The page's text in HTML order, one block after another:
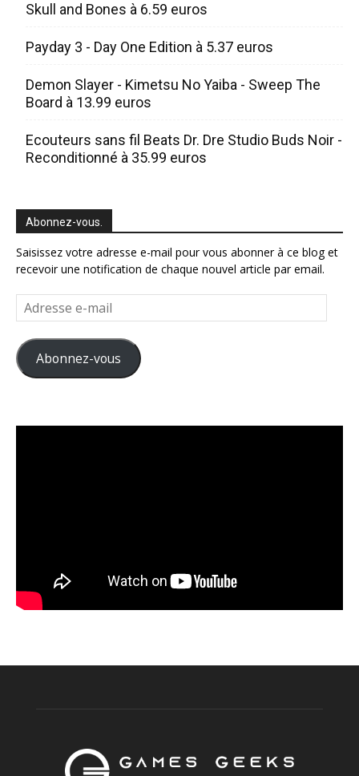
Skull and Bones à 6.59 euros
Payday 3 - Day One Edition à 5.37 euros
Demon Slayer - Kimetsu No Yaiba - Sweep The
Board à 13.99 euros
Ecouteurs sans fil Beats Dr. Dre Studio Buds Noir -
Reconditionné à 35.99 euros
Abonnez-vous.
Saisissez votre adresse e-mail pour vous abonner à ce blog et
recevoir une notification de chaque nouvel article par email.
Adresse
e-
mail
Abonnez-vous